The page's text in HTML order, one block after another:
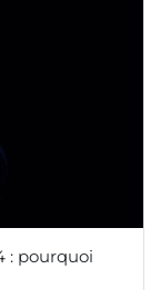
: pourquoi